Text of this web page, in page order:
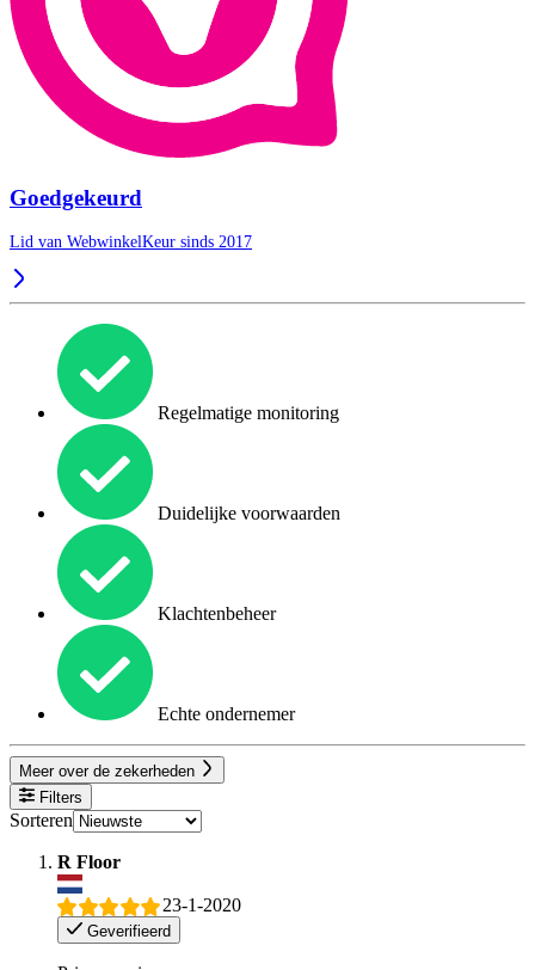
Goedgekeurd
Lid van WebwinkelKeur sinds 2017
Regelmatige monitoring
Duidelijke voorwaarden
Klachtenbeheer
Echte ondernemer
Meer over de zekerheden
Filters
Sorteren
R Floor
23-1-2020
Geverifieerd